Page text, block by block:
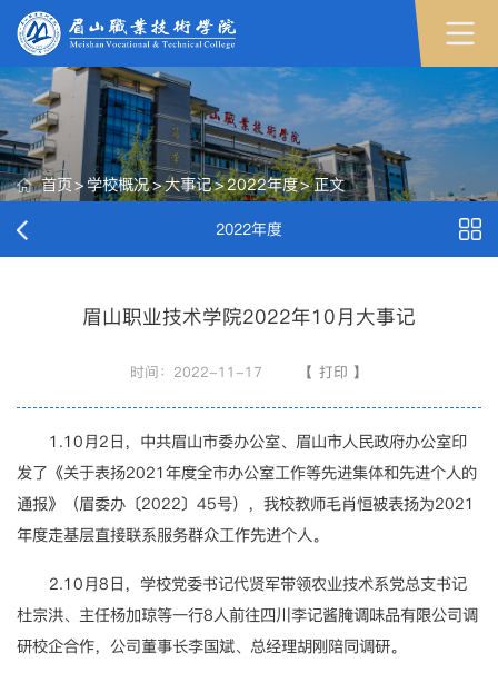
首页> 学校概况>大事记>2022年度>正文
2022年度
眉山职业技术学院2022年10月大事记
时间：2022-11-17 【 打印 】
1.10月2日，中共眉山市委办公室、眉山市人民政府办公室印
发了《关于表扬2021年度全市办公室工作等先进集体和先进个人的
通报》（眉委办〔2022〕45号），我校教师毛肖恒被表扬为2021
年度走基层直接联系服务群众工作先进个人。
2.10月8日，学校党委书记代贤军带领农业技术系党总支书记
杜宗洪、主任杨加琼等一行8人前往四川李记酱腌调味品有限公司调
研校企合作，公司董事长李国斌、总经理胡刚陪同调研。